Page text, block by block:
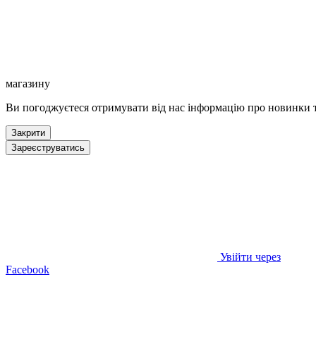
магазину
Ви погоджуєтеся отримувати від нас інформацію про новинки
Закрити
Зареєструватись
Увійти через
Facebook